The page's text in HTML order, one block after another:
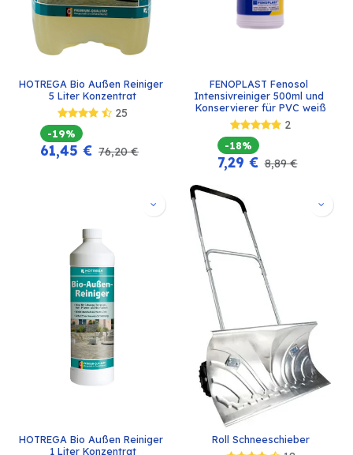
HOTREGA Bio Außen Reiniger
5 Liter Konzentrat
25
-19%
61,45 € 76,20€
FENOPLAST Fenosol
Intensivreiniger 500ml und
Konservierer für PVC weiß
2
-18%
7,29 € 8,89€
HOTREGA Bio Außen Reiniger
1 Liter Konzentrat
Roll Schneeschieber